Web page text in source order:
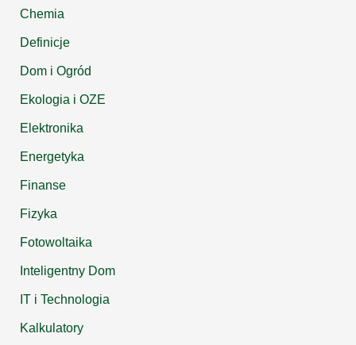
Chemia
Definicje
Dom i Ogród
Ekologia i OZE
Elektronika
Energetyka
Finanse
Fizyka
Fotowoltaika
Inteligentny Dom
IT i Technologia
Kalkulatory